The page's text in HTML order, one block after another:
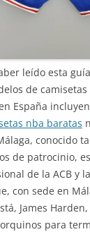
leído esta
de
España
nba baratas
conocido
de patrocinio,
de la ACB y
con sede en
James
para